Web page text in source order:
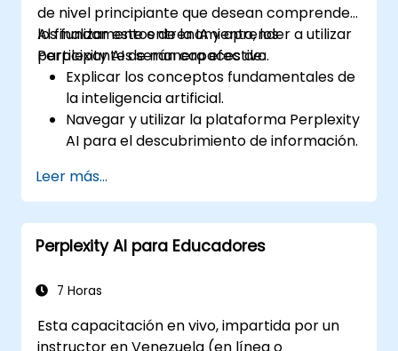
de nivel principiante que desean comprender
los fundamentos de la IA y aprender a utilizar
Perplexity AI de manera efectiva.
Al finalizar este entrenamiento, los
participantes serán capaces de:
Explicar los conceptos fundamentales de
la inteligencia artificial.
Navegar y utilizar la plataforma Perplexity
AI para el descubrimiento de información.
escenarios del mundo real.
Comprender las consideraciones éticas y
los impactos sociales de las tecnologías
de IA.
Leer más...
Perplexity AI para Educadores
7 Horas
Esta capacitación en vivo, impartida por un
instructor en Venezuela (en línea o